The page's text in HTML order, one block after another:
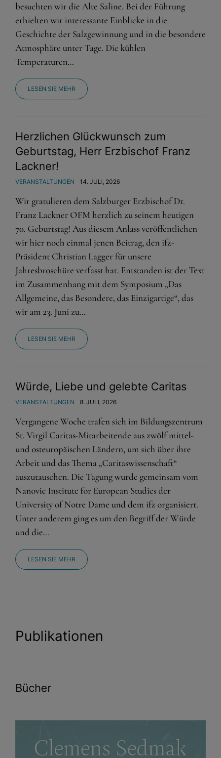
besuchten wir die Alte Saline. Bei der Führung
erhielten wir interessante Einblicke in die
Geschichte der Salzgewinnung und in die besondere
Atmosphäre unter Tage. Die kühlen
Temperaturen…
LESEN SIE MEHR
Herzlichen Glückwunsch zum
Geburtstag, Herr Erzbischof Franz
Lackner!
VERANSTALTUNGEN 14. JULI, 2026
Wir gratulieren dem Salzburger Erzbischof Dr.
Franz Lackner OFM herzlich zu seinem heutigen
70. Geburtstag! Aus diesem Anlass veröffentlichen
wir hier noch einmal jenen Beitrag, den ifz-
Präsident Christian Lagger für unsere
Jahresbroschüre verfasst hat. Entstanden ist der Text
im Zusammenhang mit dem Symposium „Das
Allgemeine, das Besondere, das Einzigartige“, das
wir am 23. Juni zu…
LESEN SIE MEHR
Würde, Liebe und gelebte Caritas
VERANSTALTUNGEN 8. JULI, 2026
Vergangene Woche trafen sich im Bildungszentrum
St. Virgil Caritas-Mitarbeitende aus zwölf mittel-
und osteuropäischen Ländern, um sich über ihre
Arbeit und das Thema „Caritaswissenschaft“
auszutauschen. Die Tagung wurde gemeinsam vom
Nanovic Institute for European Studies der
University of Notre Dame und dem ifz organisiert.
Unter anderem ging es um den Begriff der Würde
und die…
LESEN SIE MEHR
Publikationen
Bücher